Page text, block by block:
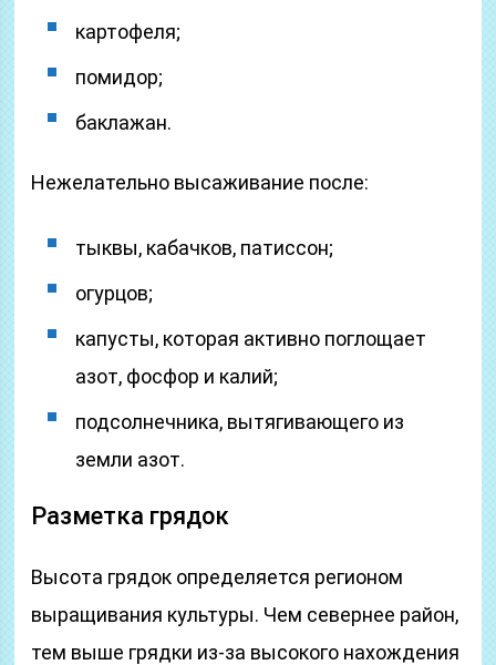
картофеля;
помидор;
баклажан.
Нежелательно высаживание после:
тыквы, кабачков, патиссон;
огурцов;
капусты, которая активно поглощает
азот, фосфор и калий;
подсолнечника, вытягивающего из
земли азот.
Разметка грядок
Высота грядок определяется регионом
выращивания культуры. Чем севернее район,
тем выше грядки из-за высокого нахождения